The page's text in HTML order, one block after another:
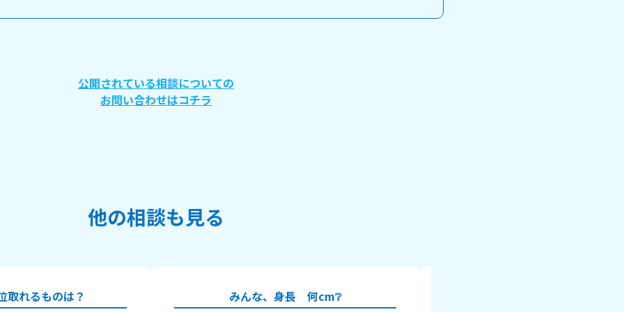
公開されている相談についての
お問い合わせはコチラ
他の相談も見る
取れるものは？ みんな、身長 何cm❔